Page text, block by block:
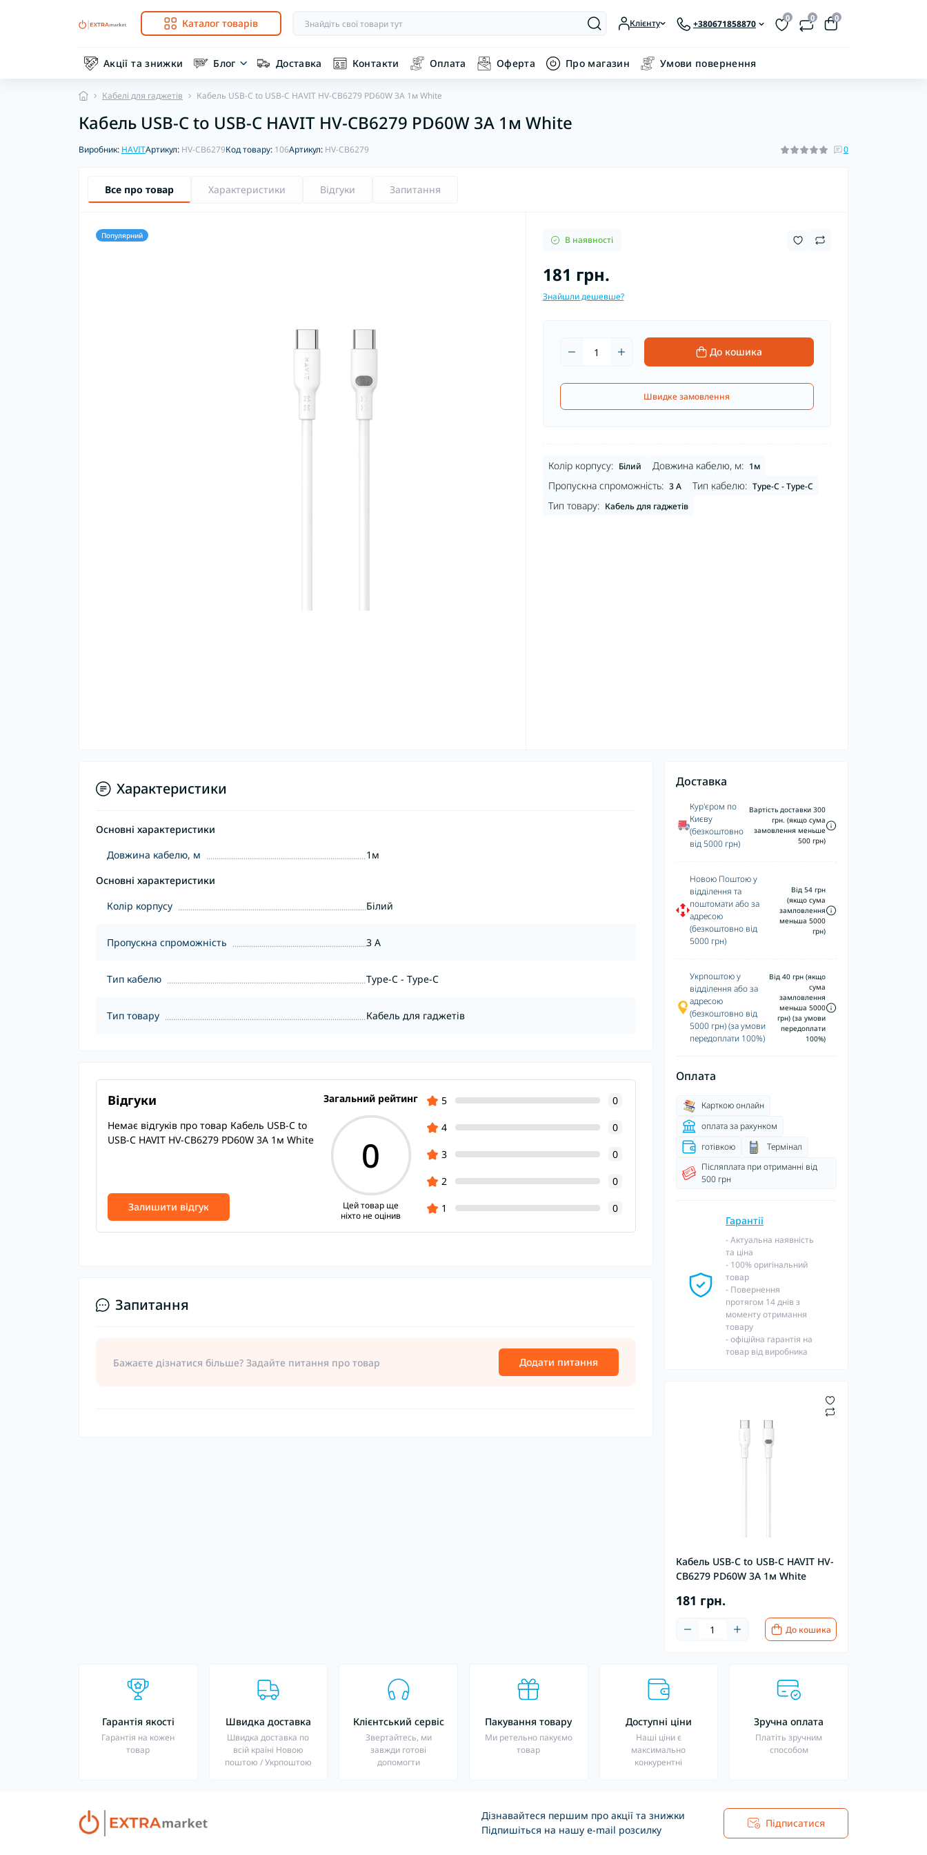
Каталог товарів Клієнту +380671858870
0 0 0
Акції та знижки Блог Доставка Контакти Оплата Оферта Про магазин Умови повернення
Кабелі для гаджетів Кабель USB-C to USB-C HAVIT HV-CB6279 PD60W 3A 1м White
Кабель USB-C to USB-C HAVIT HV-CB6279 PD60W 3A 1м White
Виробник: HAVITАртикул: HV-CB6279Код товару: 106Артикул: HV-CB6279 0
Все про товар Характеристики Відгуки Запитання
Популярний В наявності
181 грн.
Знайшли дешевше?
До кошика
Швидке замовлення
Колір корпусу: Білий Довжина кабелю, м: 1м
Пропускна спроможність: 3 A Тип кабелю: Type-C - Type-C
Тип товару: Кабель для гаджетів
Доставка
Кур'єром по
Києву
(безкоштовно
від 5000 грн)
Вартість доставки 300
грн. (якщо сума
замовлення меньше
500 грн)
Новою Поштою у
відділення та
поштомати або за
адресою
(безкоштовно від
5000 грн)
Від 54 грн
(якщо сума
замловлення
меньша 5000
грн)
Укрпоштою у
відділення або за
адресою
(безкоштовно від
5000 грн) (за умови
передоплати 100%)
Від 40 грн (якщо
сума
замловлення
меньша 5000
грн) (за умови
передоплати
100%)
Оплата
Карткою онлайн
оплата за рахунком
готівкою
Термінал
Післяплата при отриманні від
500 грн
Гарантії
- Актуальна наявність
та ціна
- 100% оригінальний
товар
- Повернення
протягом 14 днів з
моменту отримання
товару
- офіційна гарантія на
товар від виробника
Кабель USB-C to USB-C HAVIT HV-
CB6279 PD60W 3A 1м White
181 грн.
До кошика
Характеристики
Основні характеристики
Довжина кабелю, м
1м
Основні характеристики
Колір корпусу
Білий
Пропускна спроможність 3 A
Тип кабелю Type-C - Type-C
Тип товару Кабель для гаджетів
Відгуки
Немає відгуків про товар Кабель USB-C to
USB-C HAVIT HV-CB6279 PD60W 3A 1м White
Залишити відгук
Загальний рейтинг
0
Цей товар ще
ніхто не оцінив
5 0
4 0
3 0
2 0
1 0
Запитання
Бажаєте дізнатися більше? Задайте питання про товар Додати питання
Гарантія якості
Гарантія на кожен
товар
Швидка доставка
Швидка доставка по
всій країні Новою
поштою / Укрпоштою
Клієнтський сервіс
Звертайтесь, ми
завжди готові
допомогти
Пакування товару
Ми ретельно пакуємо
товар
Доступні ціни
Наші ціни є
максимально
конкурентні
Зручна оплата
Платіть зручним
способом
Дізнавайтеся першим про акції та знижки
Підпишіться на нашу e-mail розсилку
Підписатися